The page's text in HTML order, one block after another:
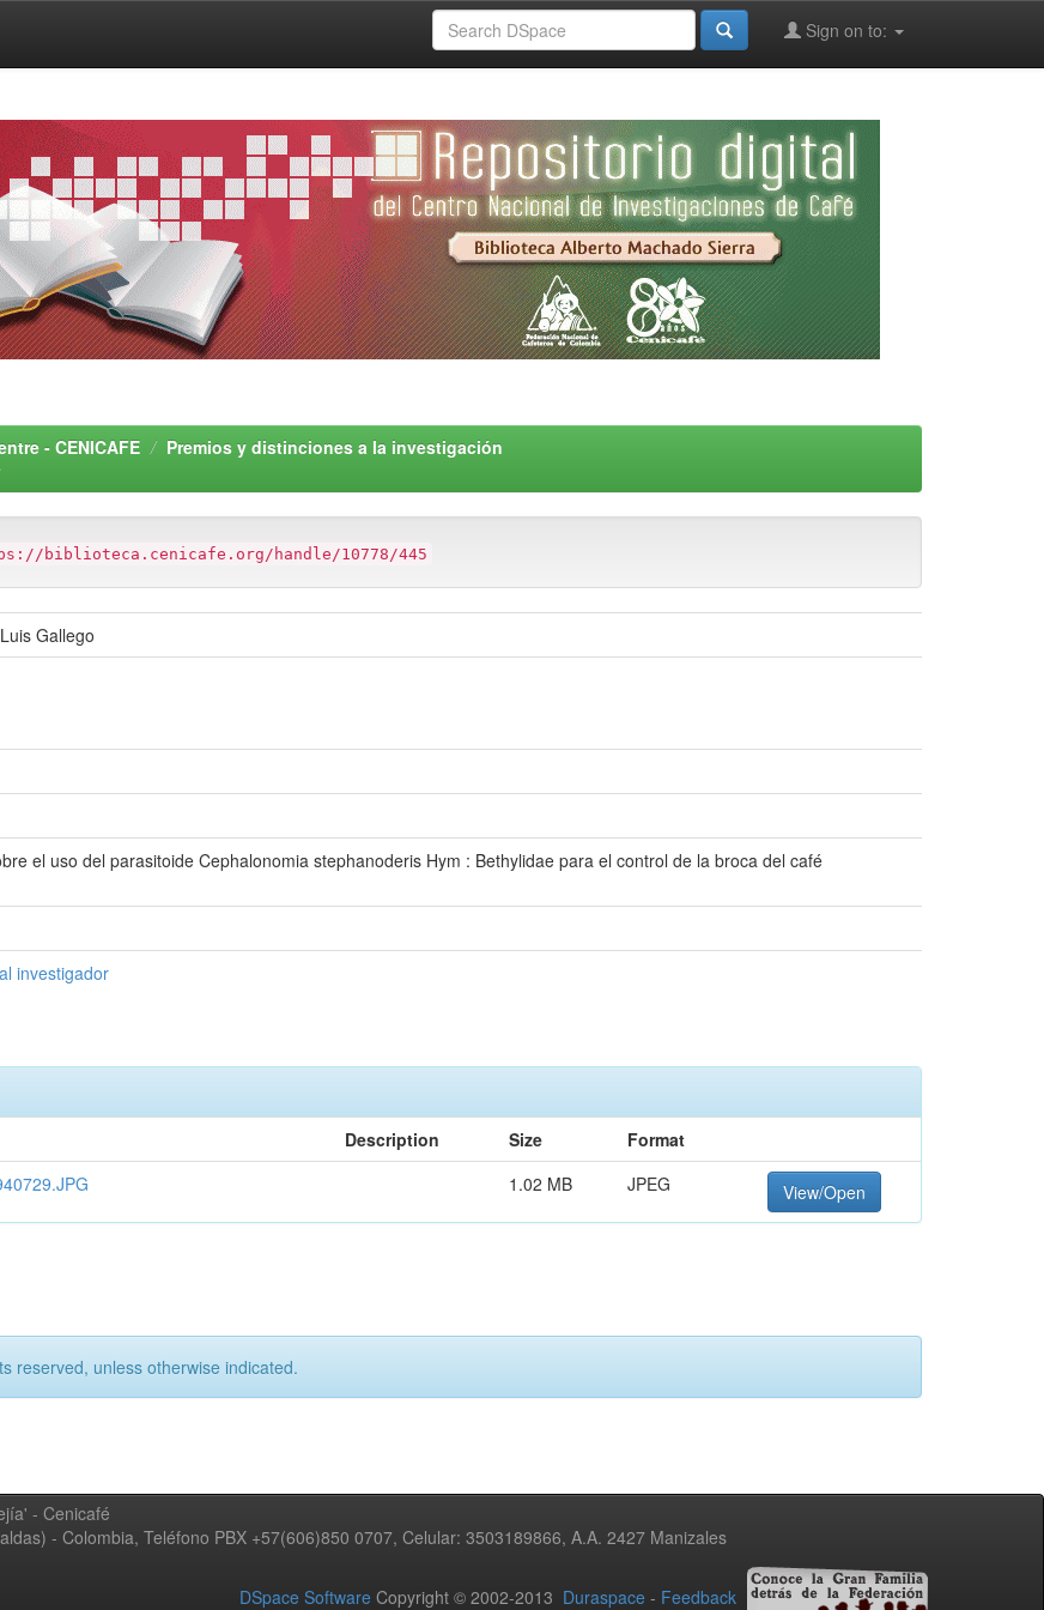
Sign on to:
- CENICAFE
Premios y distinciones a la investigación
biblioteca.cenicafe.org/handle/10778/445
Gallego
el uso del parasitoide Cephalonomia stephanoderis Hym : Bethylidae para el control de la broca del café
investigador
Description Size
Format
1.02 MB JPEG View/Open
reserved, unless otherwise indicated.
- Cenicafé
- Colombia, Teléfono PBX +57(606)850 0707, Celular: 3503189866, A.A. 2427 Manizales
DSpace Software Copyright © 2002-2013 Duraspace - Feedback